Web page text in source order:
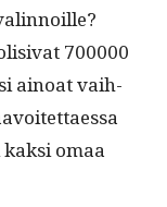
700000
ain­oat vai­h­
omaa